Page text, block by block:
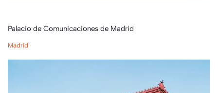
Palacio de Comunicaciones de Madrid
Madrid